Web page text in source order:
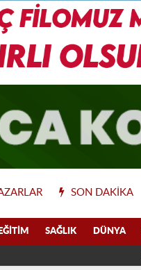
SON DAKIKA
EĞITIM SAĞLIK DÜNYA